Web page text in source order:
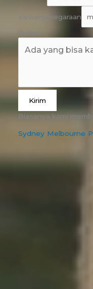
Kewarganegaraan
Pesan
Kirim
Biasanya kami
Sydney|Melbourne|